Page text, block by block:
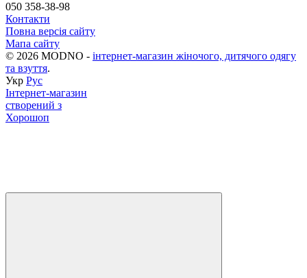
050 358-38-98
Контакти
Повна версія сайту
Мапа сайту
© 2026 MODNO - інтернет-магазин жіночого, дитячого одягу
та взуття.
Укр Рус
Інтернет-магазин
створений з
Хорошоп